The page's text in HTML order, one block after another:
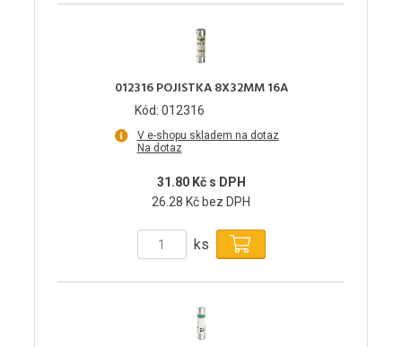
012316 POJISTKA 8X32MM 16A
Kód: 012316
V e-shopu skladem na dotaz
Na dotaz
31.80 Kč s DPH
26.28 Kč bez DPH
ks